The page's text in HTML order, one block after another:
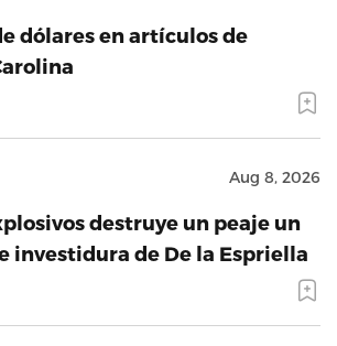
dólares en artículos de
Aug 8, 2026
destruye un peaje un
investidura de De la Espriella